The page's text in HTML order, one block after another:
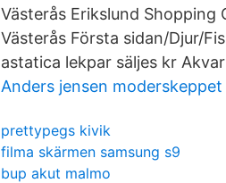
Västerås Erikslund
Västerås Första sidan/Djur/
astatica lekpar säljes kr
Anders jensen moderskeppet
prettypegs kivik
filma skärmen samsung s9
bup akut malmo